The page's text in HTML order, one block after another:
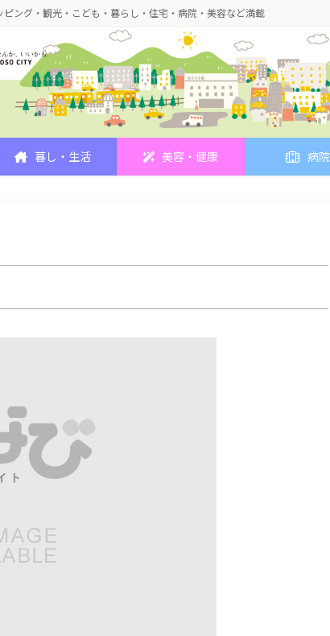
ング・観光・こども・暮らし・住宅・病院・美容など満載
暮し・生活 美容・健康 病院